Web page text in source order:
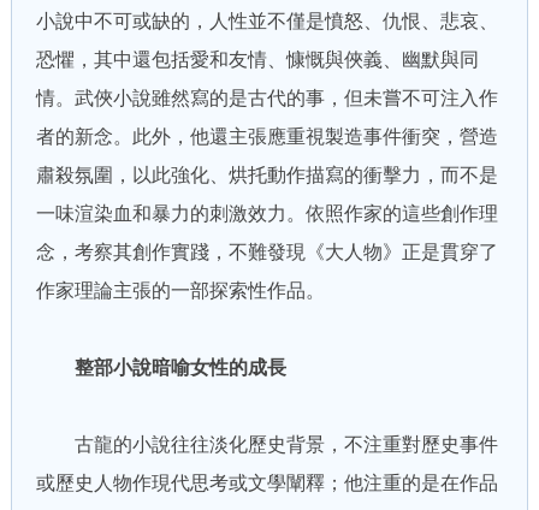
小說中不可或缺的，人性並不僅是憤怒、仇恨、悲哀、
恐懼，其中還包括愛和友情、慷慨與俠義、幽默與同
情。武俠小說雖然寫的是古代的事，但未嘗不可注入作
者的新念。此外，他還主張應重視製造事件衝突，營造
肅殺氛圍，以此強化、烘托動作描寫的衝擊力，而不是
一味渲染血和暴力的刺激效力。依照作家的這些創作理
念，考察其創作實踐，不難發現《大人物》正是貫穿了
作家理論主張的一部探索性作品。
整部小說暗喻女性的成長
古龍的小說往往淡化歷史背景，不注重對歷史事件
或歷史人物作現代思考或文學闡釋；他注重的是在作品